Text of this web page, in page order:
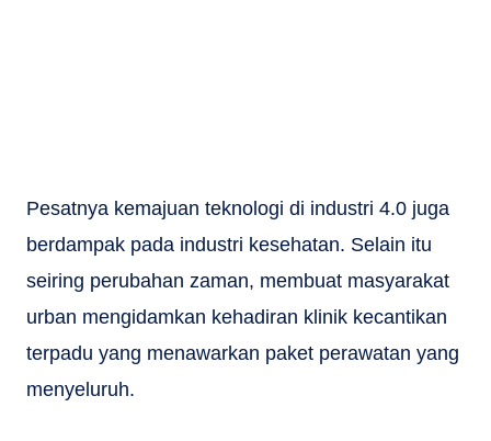
Pesatnya kemajuan teknologi di industri 4.0 juga
berdampak pada industri kesehatan. Selain itu
seiring perubahan zaman, membuat masyarakat
urban mengidamkan kehadiran klinik kecantikan
terpadu yang menawarkan paket perawatan yang
menyeluruh.